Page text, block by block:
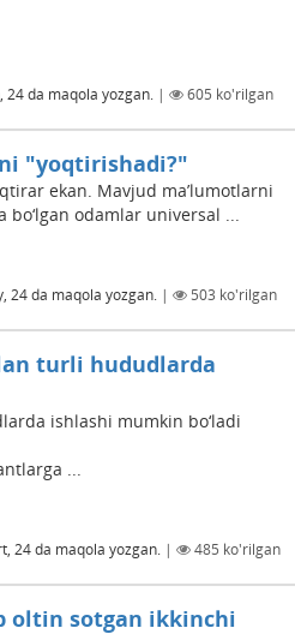
24da maqola yozgan. | 605 ko'rilgan
"yoqtirishadi?"
ekan. Mavjud ma’lumotlarni
odamlar universal ...
24da maqola yozgan. | 503 ko'rilgan
turli hududlarda
ishlashi mumkin bo‘ladi
...
24da maqola yozgan. | 485 ko'rilgan
oltin sotgan ikkinchi